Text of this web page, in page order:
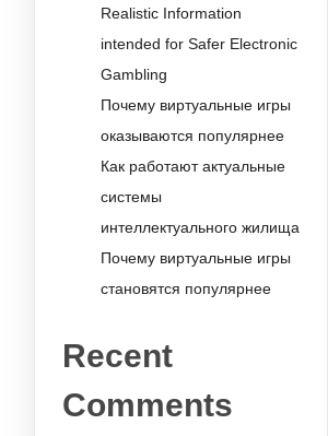
Realistic Information
intended for Safer Electronic
Gambling
Почему виртуальные игры
оказываются популярнее
Как работают актуальные
системы
интеллектуального жилища
Почему виртуальные игры
становятся популярнее
Recent
Comments